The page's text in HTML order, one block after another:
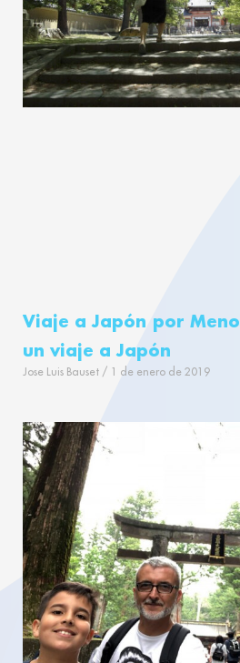
Viaje a Japón por
un viaje a Japón
Jose Luis Bauset 1 de enero de 2019